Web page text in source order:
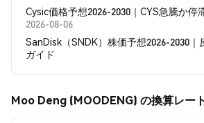
Cysic価格予想2026-2030｜CYS急騰か停
2026-08-06
SanDisk（SNDK）株価予想2026-2030
ガイド
Moo Deng (MOODENG) の換算レート